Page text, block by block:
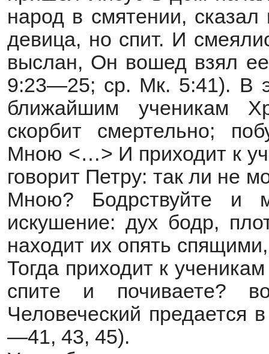
народ в смятении,
девица, но спит. И
выслан, Он вошед взял
9:23—25; ср. Мк. 5:41). В
ближайшим ученикам
скорбит смертельно;
Мною <…> И приходит к
говорит Петру: так ли не
Мною? Бодрствуйте и
искушение: дух бодр,
находит их опять
Тогда приходит к
спите и почиваете?
Человеческий предается
—41, 43, 45).